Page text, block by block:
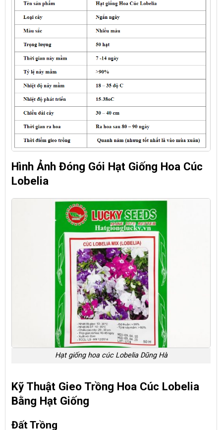
Hình Ảnh Đóng Gói Hạt Giống Hoa Cúc
Lobelia
Hạt giống hoa cúc Lobelia Dũng Hà
Kỹ Thuật Gieo Trồng Hoa Cúc Lobelia
Bằng Hạt Giống
Đất Trồng